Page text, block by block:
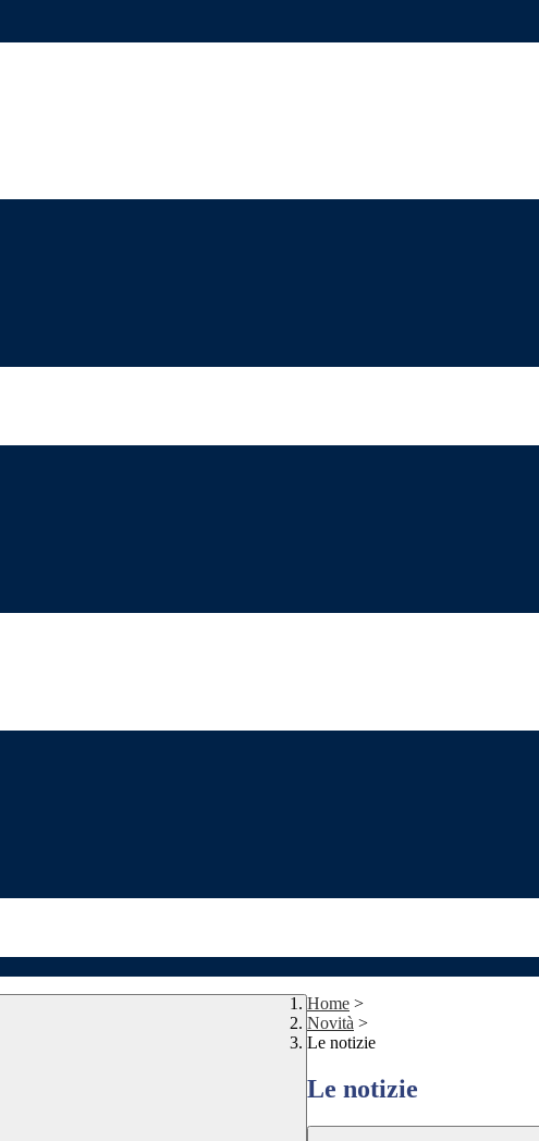
Home >
Novità >
Le notizie
Le notizie